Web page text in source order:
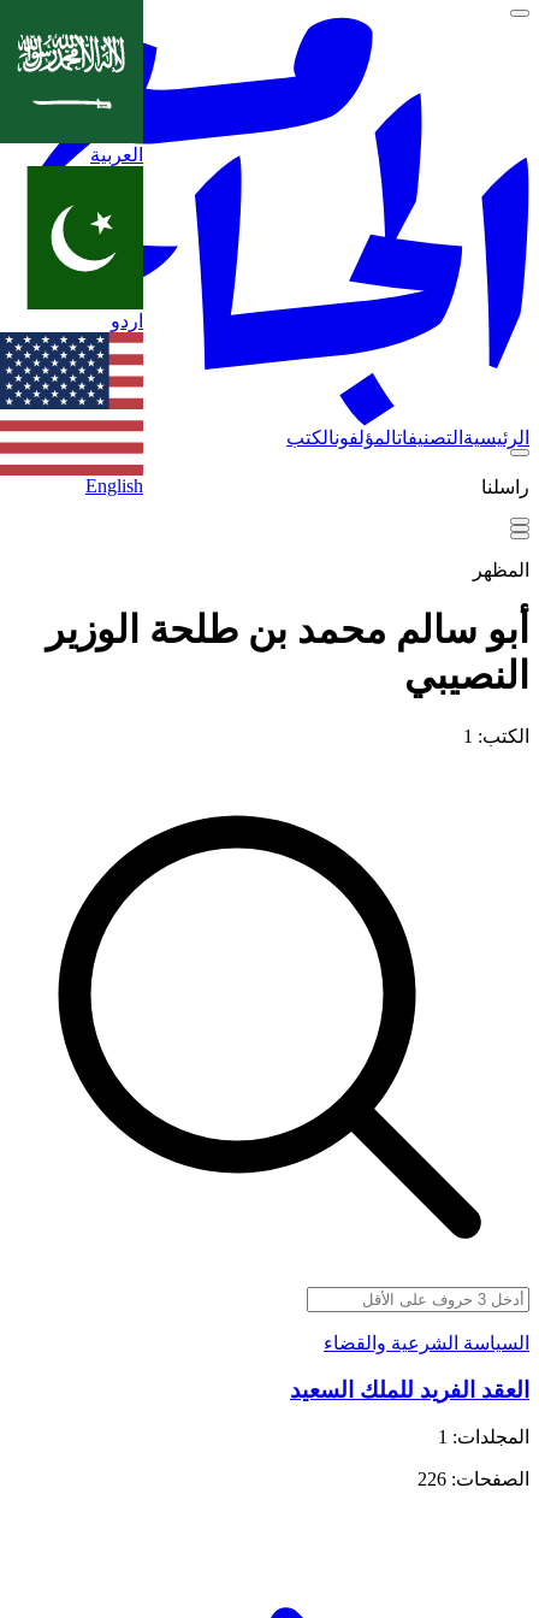
الرئيسية التصنيفاتالمؤلفونالكتب
راسلنا
العربية
اردو
English
المظهر
أبو سالم محمد بن طلحة الوزير
النصيبي
الكتب: 1
السياسة الشرعية والقضاء
العقد الفريد للملك السعيد
المجلدات: 1
الصفحات: 226